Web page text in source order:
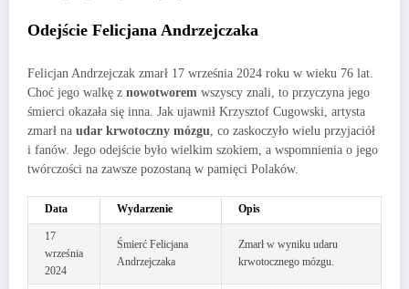
Odejście Felicjana Andrzejczaka
Felicjan Andrzejczak zmarł 17 września 2024 roku w wieku 76 lat.
Choć jego walkę z nowotworem wszyscy znali, to przyczyna jego
śmierci okazała się inna. Jak ujawnił Krzysztof Cugowski, artysta
zmarł na udar krwotoczny mózgu , co zaskoczyło wielu przyjaciół
i fanów. Jego odejście było wielkim szokiem, a wspomnienia o jego
twórczości na zawsze pozostaną w pamięci Polaków.
Data Wydarzenie Opis
17
września
2024
Śmierć Felicjana
Andrzejczaka
Zmarł w wyniku udaru
krwotocznego mózgu.